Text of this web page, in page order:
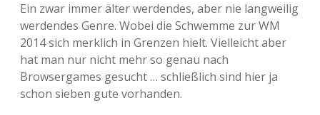
Ein zwar immer älter werdendes, aber nie langweilig
werdendes Genre. Wobei die Schwemme zur WM
2014 sich merklich in Grenzen hielt. Vielleicht aber
hat man nur nicht mehr so genau nach
Browsergames gesucht … schließlich sind hier ja
schon sieben gute vorhanden.